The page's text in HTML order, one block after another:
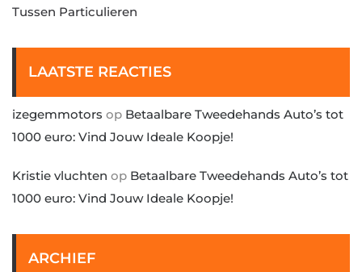
Tussen Particulieren
LAATSTE REACTIES
izegemmotors op Betaalbare Tweedehands Auto’s tot
1000 euro: Vind Jouw Ideale Koopje!
Kristie vluchten op Betaalbare Tweedehands Auto’s tot
1000 euro: Vind Jouw Ideale Koopje!
ARCHIEF